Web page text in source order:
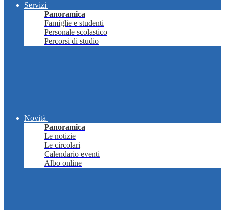
Servizi
Panoramica
Famiglie e studenti
Personale scolastico
Percorsi di studio
Novità
Panoramica
Le notizie
Le circolari
Calendario eventi
Albo online